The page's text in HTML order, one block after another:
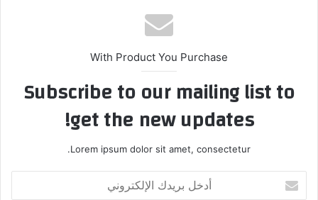
With Product You Purchase
Subscribe to our mailing list to
get the new updates!
Lorem ipsum dolor sit amet, consectetur.
بريدك